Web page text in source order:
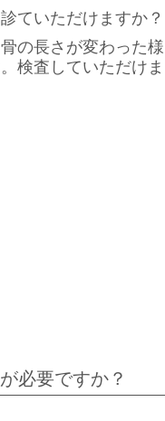
ていただけますか？
の長さが変わった様
検査していただけま
必要ですか？